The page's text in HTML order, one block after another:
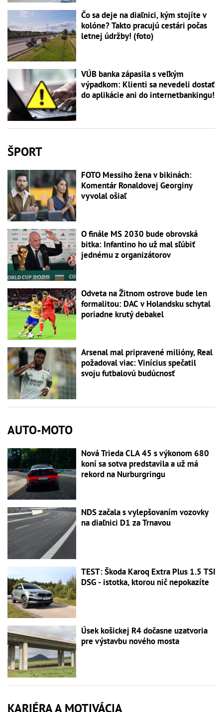
Čo sa deje na diaľnici, kým stojíte v
kolóne? Takto pracujú cestári počas
letnej údržby! (foto)
VÚB banka zápasila s veľkým
výpadkom: Klienti sa nevedeli dostať
do aplikácie ani do internetbankingu!
ŠPORT
FOTO Messiho žena v bikinách:
Komentár Ronaldovej Georginy
vyvolal ošiaľ
O finále MS 2030 bude obrovská
bitka: Infantino ho už mal sľúbiť
jednému z organizátorov
Odveta na Žitnom ostrove bude len
formalitou: DAC v Holandsku schytal
poriadne krutý debakel
Arsenal mal pripravené milióny, Real
požadoval viac: Vinícius spečatil
svoju futbalovú budúcnosť
AUTO-MOTO
Nová Trieda CLA 45 s výkonom 680
koní sa sotva predstavila a už má
rekord na Nurburgringu
NDS začala s vylepšovaním vozovky
na diaľnici D1 za Trnavou
TEST: Škoda Karoq Extra Plus 1.5 TSI
DSG - istotka, ktorou nič nepokazíte
Úsek košickej R4 dočasne uzatvoria
pre výstavbu nového mosta
KARIÉRA A MOTIVÁCIA